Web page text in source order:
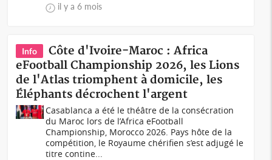
il y a 6 mois
Info
Côte d'Ivoire-Maroc : Africa
eFootball Championship 2026, les Lions
de l'Atlas triomphent à domicile, les
Éléphants décrochent l'argent
Casablanca a été le théâtre de la consécration
du Maroc lors de l’Africa eFootball
Championship, Morocco 2026. Pays hôte de la
compétition, le Royaume chérifien s’est adjugé le
titre contine...